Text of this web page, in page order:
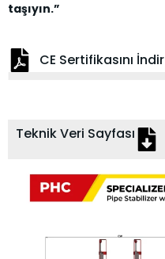
taşıyın.”
CE Sertifikasını İndir
Teknik Veri Sayfası